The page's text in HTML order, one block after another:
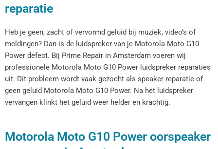
reparatie
Heb je geen, zacht of vervormd geluid bij muziek, video’s of
meldingen? Dan is de luidspreker van je Motorola Moto G10
Power defect. Bij Prime Repair in Amsterdam voeren wij
professionele Motorola Moto G10 Power luidspreker reparaties
uit. Dit probleem wordt vaak gezocht als speaker reparatie of
geen geluid Motorola Moto G10 Power. Na het luidspreker
vervangen klinkt het geluid weer helder en krachtig.
Motorola Moto G10 Power oorspeaker